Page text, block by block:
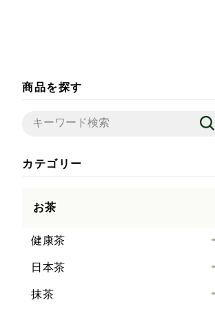
商品を探す
カテゴリー
お茶
健康茶
日本茶
抹茶